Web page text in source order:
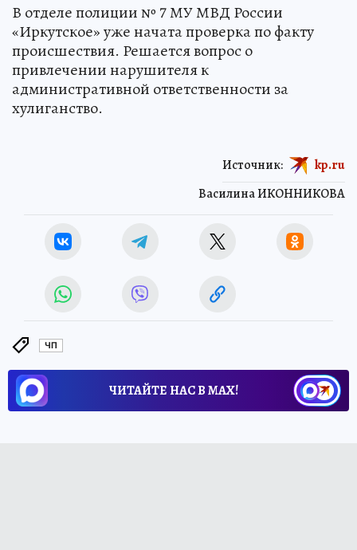
В отделе полиции № 7 МУ МВД России
«Иркутское» уже начата проверка по факту
происшествия. Решается вопрос о
привлечении нарушителя к
административной ответственности за
хулиганство.
Василина ИКОННИКОВА
Источник: kp.ru
ЧП
ЧИТАЙТЕ НАС В МАХ!